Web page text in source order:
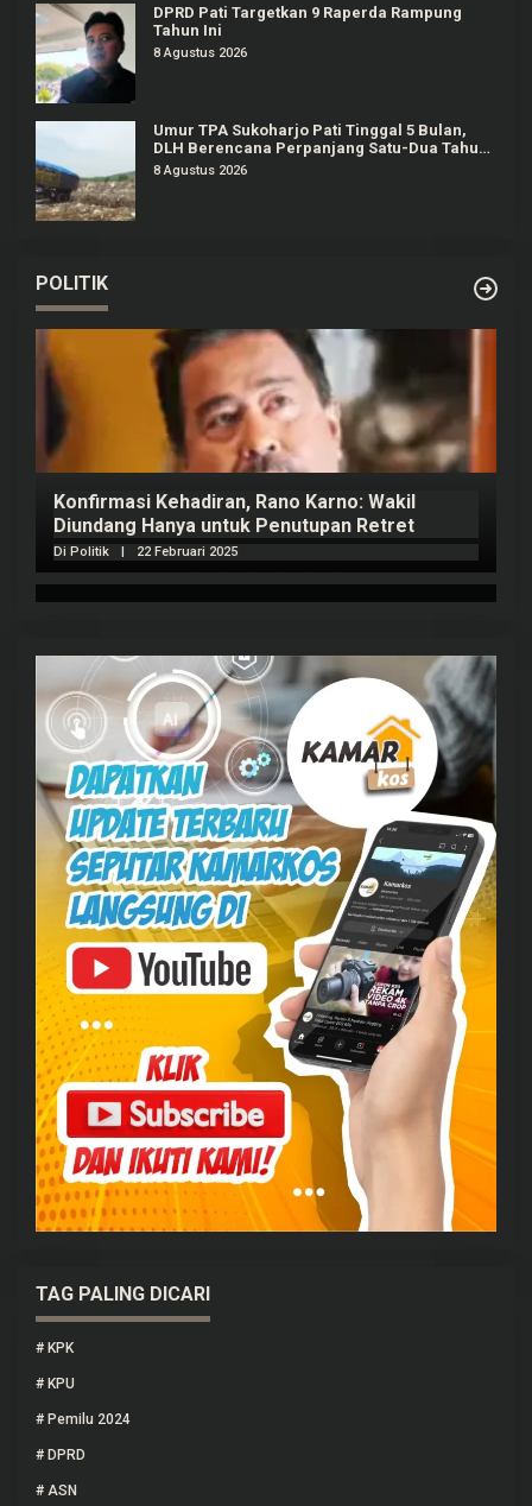
DPRD Pati Targetkan 9 Raperda Rampung
Tahun Ini
8 Agustus 2026
Umur TPA Sukoharjo Pati Tinggal 5 Bulan,
DLH Berencana Perpanjang Satu-Dua Tahun
Lagi
8 Agustus 2026
POLITIK
Konfirmasi Kehadiran, Rano Karno: Wakil
Diundang Hanya untuk Penutupan Retret
Di Politik 22 Februari 2025
TAG PALING DICARI
# KPK
# KPU
# Pemilu 2024
# DPRD
# ASN